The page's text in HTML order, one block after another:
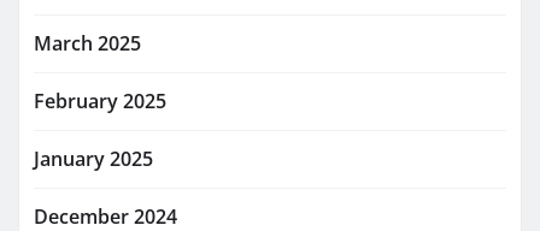
March 2025
February 2025
January 2025
December 2024